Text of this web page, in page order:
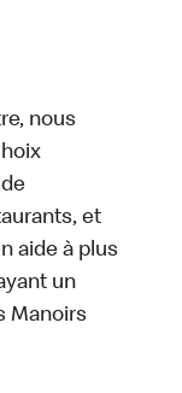
nous
et
aide à plus
un
Manoirs